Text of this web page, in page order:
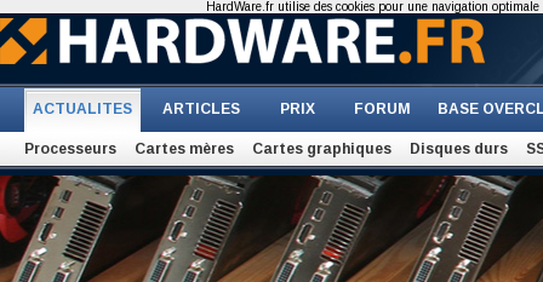
ACTUALITES ARTICLES PRIX FORUM BASE
Processeurs Cartes mères Cartes graphiques Disques durs
HardWare.fr utilise des cookies pour une navigation